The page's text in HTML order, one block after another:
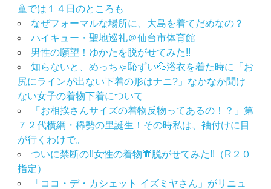
童では１４日のところも
なぜフォーマルな場所に、大島を着てだめなの？
ハイキュー・聖地巡礼＠仙台市体育館
男性の願望！ゆかたを脱がせてみた!!
知らないと、めっちゃ恥ずい💦浴衣を着た時に「お
尻にラインが出ない下着の形はナニ?」なかなか聞け
ない女子の着物下着について
「お相撲さんサイズの着物反物ってあるの！？」第
７２代横綱・稀勢の里誕生！その時私は、袖付けに目
が行くわけで。
ついに禁断の!!女性の着物👘脱がせてみた!!（R２０
指定）
「ココ・デ・カシェット イズミヤさん」がリニュ